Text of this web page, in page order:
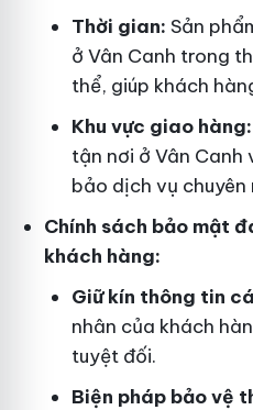
Thời gian: Sản
ở Vân Canh trong
thể, giúp khách
Khu vực giao hàng:
tận nơi ở Vân
bảo dịch vụ
Chính sách bảo mật
khách hàng:
Giữ kín thông tin
nhân của khách
tuyệt đối.
Biện pháp bảo vệ